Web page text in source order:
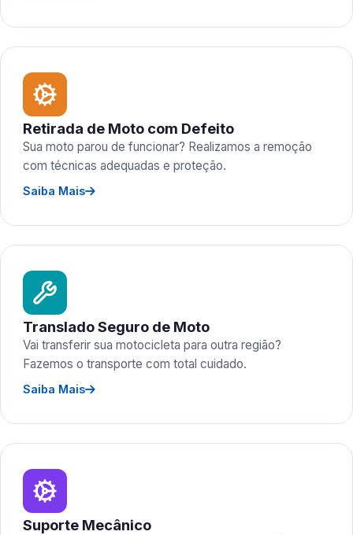
Retirada de Moto com Defeito
Sua moto parou de funcionar? Realizamos a remoção
com técnicas adequadas e proteção.
Saiba Mais
Translado Seguro de Moto
Vai transferir sua motocicleta para outra região?
Fazemos o transporte com total cuidado.
Saiba Mais
Suporte Mecânico